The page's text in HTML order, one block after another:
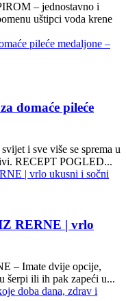
– jednostavno i
uštipci voda krene
domaće pileće
i sve više se sprema u
RECEPT POGLED...
RERNE | vrlo
– Imate dvije opcije,
šerpi ili ih pak zapeći u...